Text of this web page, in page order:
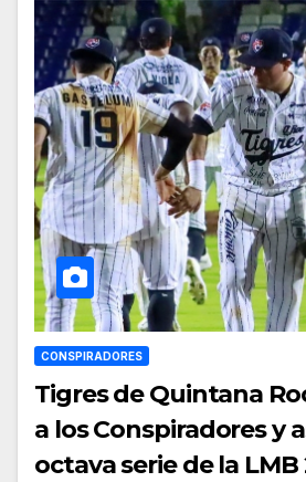
CONSPIRADORES
Tigres de Quintana
a los Conspiradores y
octava serie de la LMB